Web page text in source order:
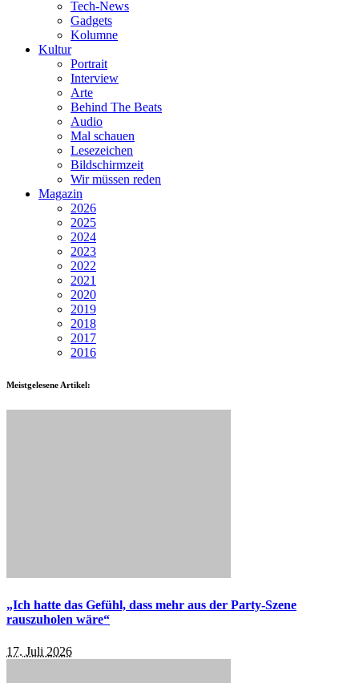
Tech-News
Gadgets
Kolumne
Kultur
Portrait
Interview
Arte
Behind The Beats
Audio
Mal schauen
Lesezeichen
Bildschirmzeit
Wir müssen reden
Magazin
2026
2025
2024
2023
2022
2021
2020
2019
2018
2017
2016
Meistgelesene Artikel:
„Ich hatte das Gefühl, dass mehr aus der Party-Szene
rauszuholen wäre“
17. Juli 2026